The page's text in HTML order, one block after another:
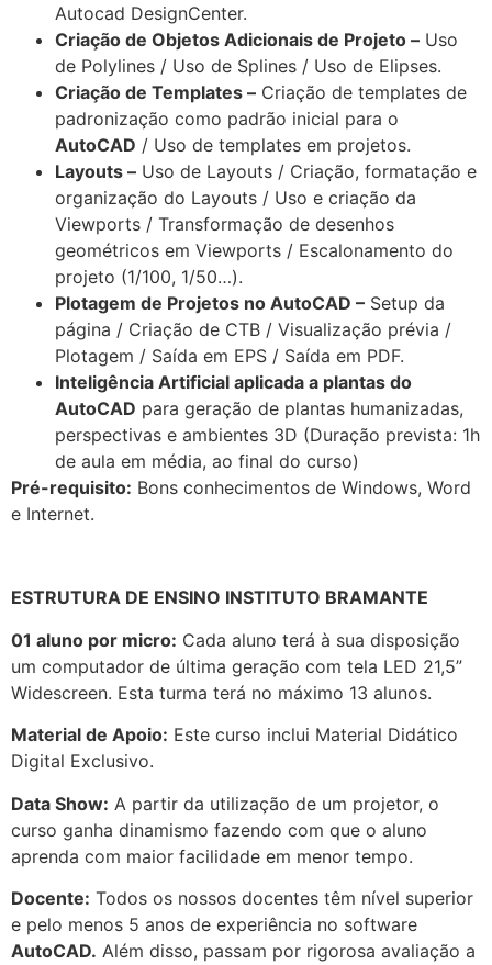
Autocad DesignCenter.
Criação de Objetos Adicionais de Projeto – Uso
de Polylines / Uso de Splines / Uso de Elipses.
Criação de Templates – Criação de templates de
padronização como padrão inicial para o
AutoCAD / Uso de templates em projetos.
Layouts – Uso de Layouts / Criação, formatação e
organização do Layouts / Uso e criação da
Viewports / Transformação de desenhos
geométricos em Viewports / Escalonamento do
projeto (1/100, 1/50…).
Plotagem de Projetos no AutoCAD – Setup da
página / Criação de CTB / Visualização prévia /
Plotagem / Saída em EPS / Saída em PDF.
Inteligência Artificial aplicada a plantas do
AutoCAD para geração de plantas humanizadas,
perspectivas e ambientes 3D (Duração prevista: 1h
de aula em média, ao final do curso)
Pré-requisito: Bons conhecimentos de Windows, Word
e Internet.
ESTRUTURA DE ENSINO INSTITUTO BRAMANTE
01 aluno por micro: Cada aluno terá à sua disposição
um computador de última geração com tela LED 21,5”
Widescreen. Esta turma terá no máximo 13 alunos.
Material de Apoio: Este curso inclui Material Didático
Digital Exclusivo.
Data Show: A partir da utilização de um projetor, o
curso ganha dinamismo fazendo com que o aluno
aprenda com maior facilidade em menor tempo.
Docente: Todos os nossos docentes têm nível superior
e pelo menos 5 anos de experiência no software
AutoCAD. Além disso, passam por rigorosa avaliação a